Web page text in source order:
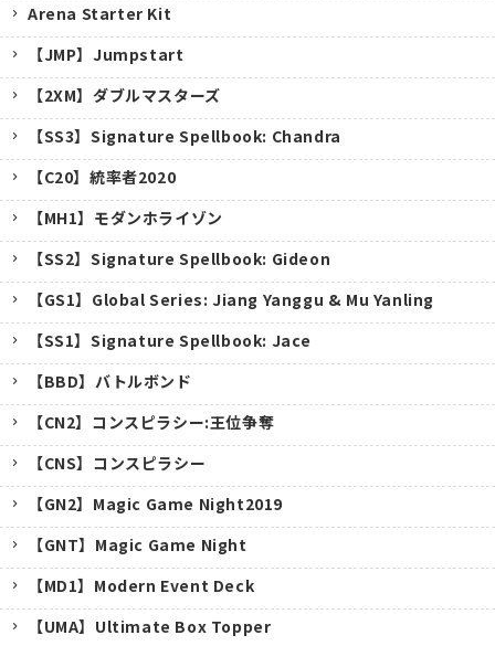
Arena Starter Kit
【JMP】Jumpstart
【2XM】ダブルマスターズ
【SS3】Signature Spellbook: Chandra
【C20】統率者2020
【MH1】モダンホライゾン
【SS2】Signature Spellbook: Gideon
【GS1】Global Series: Jiang Yanggu & Mu Yanling
【SS1】Signature Spellbook: Jace
【BBD】バトルボンド
【CN2】コンスピラシー:王位争奪
【CNS】コンスピラシー
【GN2】Magic Game Night2019
【GNT】Magic Game Night
【MD1】Modern Event Deck
【UMA】Ultimate Box Topper